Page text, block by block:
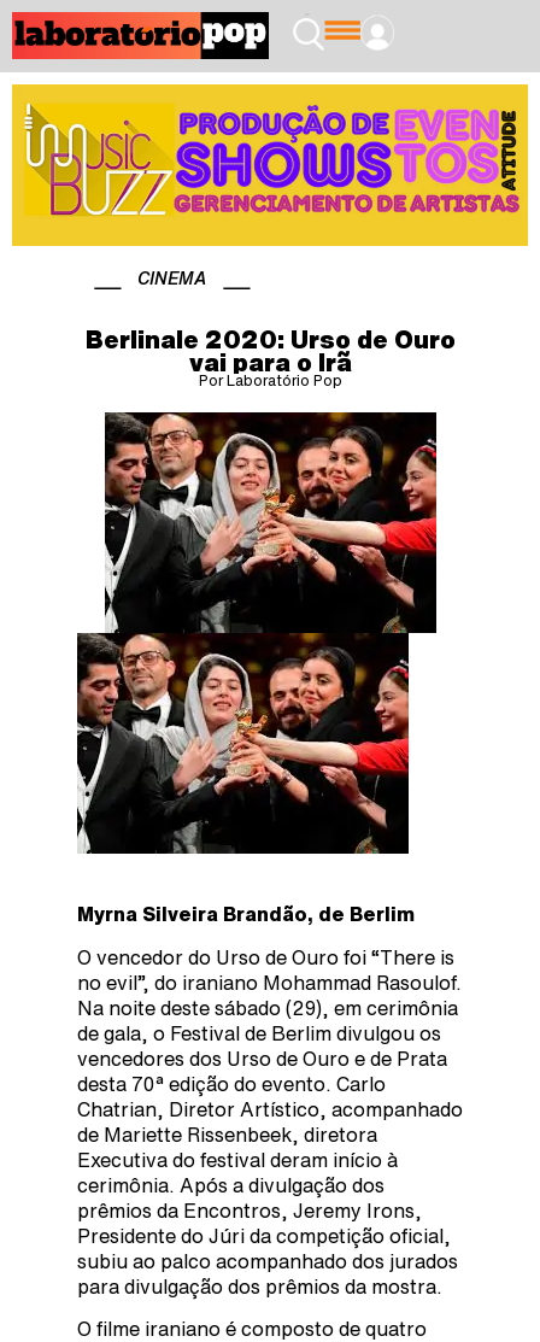
CINEMA
Berlinale 2020: Urso de Ouro
vai para o Irã
Por Laboratório Pop
Myrna Silveira Brandão, de Berlim
O vencedor do Urso de Ouro foi “There is
no evil”, do iraniano Mohammad Rasoulof.
Na noite deste sábado (29), em cerimônia
de gala, o Festival de Berlim divulgou os
vencedores dos Urso de Ouro e de Prata
desta 70ª edição do evento. Carlo
Chatrian, Diretor Artístico, acompanhado
de Mariette Rissenbeek, diretora
Executiva do festival deram início à
cerimônia. Após a divulgação dos
prêmios da Encontros, Jeremy Irons,
Presidente do Júri da competição oficial,
subiu ao palco acompanhado dos jurados
para divulgação dos prêmios da mostra.
O filme iraniano é composto de quatro